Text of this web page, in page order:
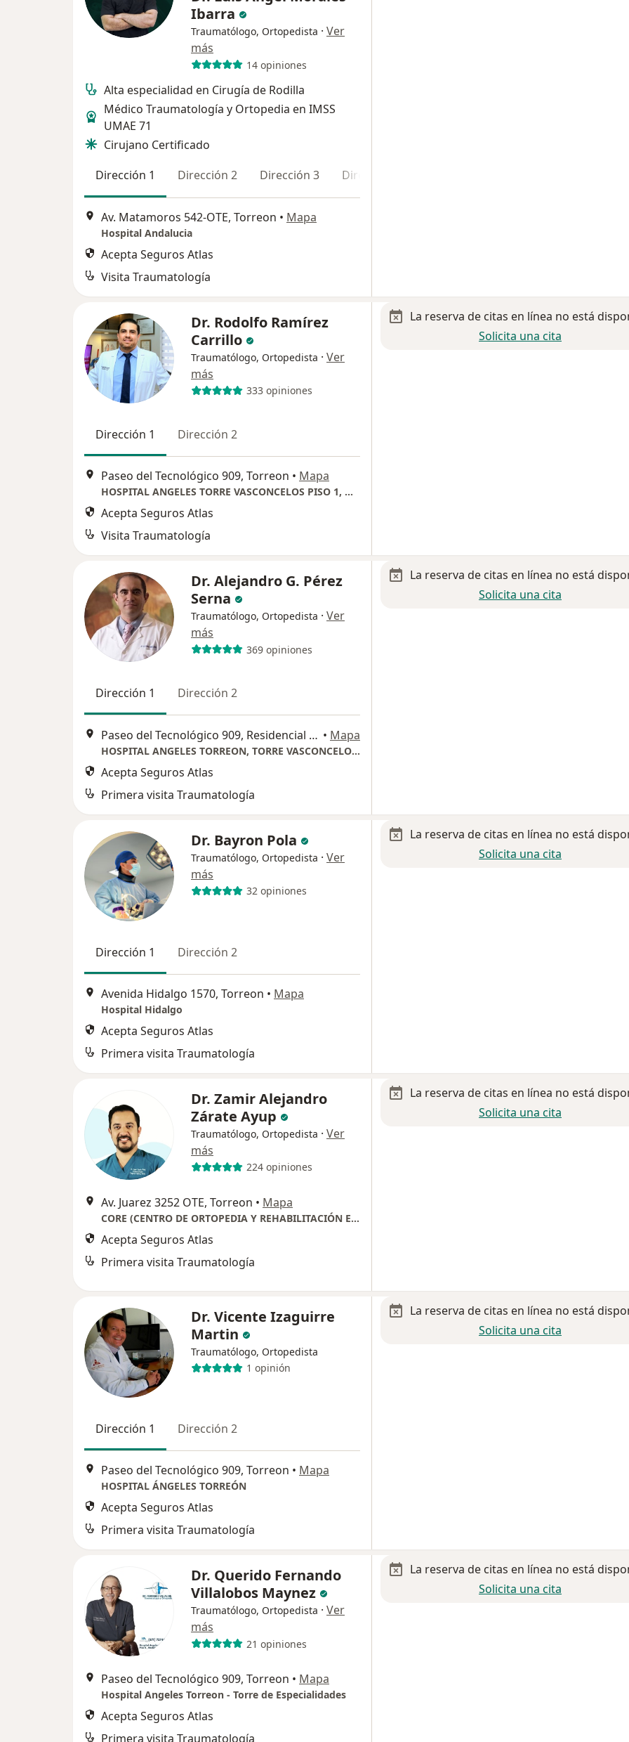
Ibarra
Traumatólogo, Ortopedista · Ver
más
14 opiniones
Alta especialidad en Cirugía de Rodilla
Médico Traumatología y Ortopedia en IMSS
UMAE 71
Cirujano Certificado
Dirección 1
Dirección 2 Dirección 3 Dirección 4
Av. Matamoros 542-OTE, Torreon • Mapa
Hospital Andalucia
Acepta Seguros Atlas
Visita Traumatología
Dr. Rodolfo Ramírez
Carrillo
Traumatólogo, Ortopedista · Ver
más
333 opiniones
Dirección 1 Dirección 2
Paseo del Tecnológico 909, Torreon • Mapa
HOSPITAL ANGELES TORRE VASCONCELOS PISO 1, MODULO 108- G
Acepta Seguros Atlas
Visita Traumatología
La reserva de citas en línea no está
Solicita una cita
Dr. Alejandro G. Pérez
Serna
Traumatólogo, Ortopedista · Ver
más
369 opiniones
Dirección 1 Dirección 2
Paseo del Tecnológico 909, Residencial Tecnológico., Torreon • Mapa
HOSPITAL ANGELES TORREON, TORRE VASCONCELOS PISO 1 MOD. 108 (TRAUMACOR)
Acepta Seguros Atlas
Primera visita Traumatología
La reserva de citas en línea no está
Solicita una cita
Dr. Bayron Pola
Traumatólogo, Ortopedista · Ver
más
32 opiniones
Dirección 1 Dirección 2
Avenida Hidalgo 1570, Torreon • Mapa
Hospital Hidalgo
Acepta Seguros Atlas
Primera visita Traumatología
La reserva de citas en línea no está
Solicita una cita
Dr. Zamir Alejandro
Zárate Ayup
Traumatólogo, Ortopedista · Ver
más
224 opiniones
Av. Juarez 3252 OTE, Torreon • Mapa
CORE (CENTRO DE ORTOPEDIA Y REHABILITACIÓN ESPECIALIZADA)
Acepta Seguros Atlas
Primera visita Traumatología
La reserva de citas en línea no está
Solicita una cita
Dr. Vicente Izaguirre
Martin
Traumatólogo, Ortopedista
1 opinión
Dirección 1 Dirección 2
Paseo del Tecnológico 909, Torreon • Mapa
HOSPITAL ÁNGELES TORREÓN
Acepta Seguros Atlas
Primera visita Traumatología
La reserva de citas en línea no está
Solicita una cita
Dr. Querido Fernando
Villalobos Maynez
Traumatólogo, Ortopedista · Ver
más
21 opiniones
Paseo del Tecnológico 909, Torreon • Mapa
Hospital Angeles Torreon - Torre de Especialidades
Acepta Seguros Atlas
Primera visita Traumatología
La reserva de citas en línea no está
Solicita una cita